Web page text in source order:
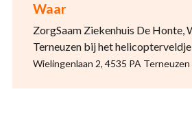
Waar
ZorgSaam Ziekenhuis De Honte,
Terneuzen bij het helicopterveldje
Wielingenlaan 2, 4535 PA Terneuzen